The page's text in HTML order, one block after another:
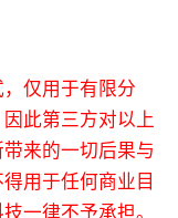
仅用于有限分
此第三方对以上
来的一切后果与
用于任何商业目
一律不予承担。